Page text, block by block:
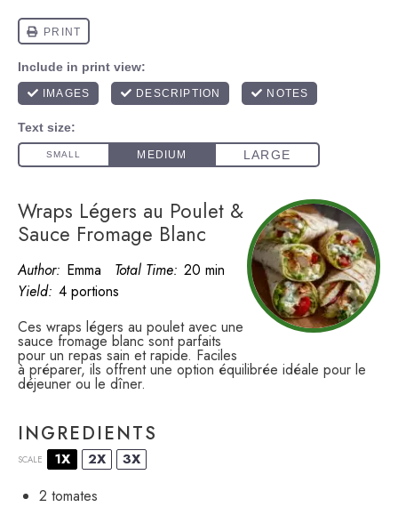
Wraps Légers au Poulet &
Sauce Fromage Blanc
Author: Emma Total Time: 20 min
Yield: 4 portions
Ces wraps légers au poulet avec une
sauce fromage blanc sont parfaits
pour un repas sain et rapide. Faciles
à préparer, ils offrent une option équilibrée idéale pour le
déjeuner ou le dîner.
INGREDIENTS
SCALE 1X 2X 3X
2 tomates